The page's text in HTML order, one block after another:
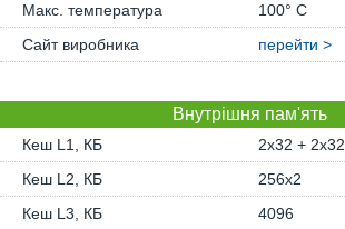
Макс. температура
100° C
Сайт виробника
перейти >
Внутрішня пам'ять
Кеш L1, КБ
2x32 + 2x32
Кеш L2, КБ
256x2
Кеш L3, КБ
4096